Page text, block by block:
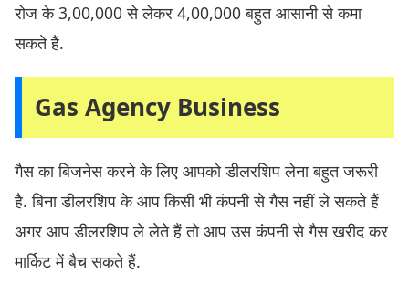
रोज के 3,00,000 से लेकर 4,00,000 बहुत आसानी से कमा
सकते हैं.
Gas Agency Business
गैस का बिजनेस करने के लिए आपको डीलरशिप लेना बहुत जरूरी
है. बिना डीलरशिप के आप किसी भी कंपनी से गैस नहीं ले सकते हैं
अगर आप डीलरशिप ले लेते हैं तो आप उस कंपनी से गैस खरीद कर
मार्किट में बैच सकते हैं.